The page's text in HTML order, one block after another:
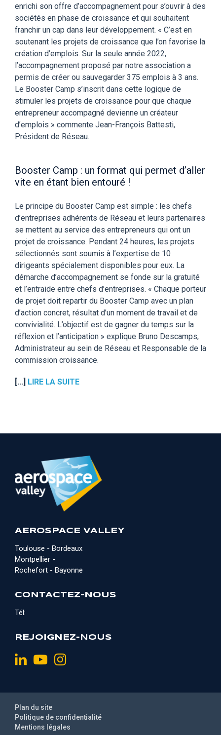
enrichi son offre d’accompagnement pour s’ouvrir à des
sociétés en phase de croissance et qui souhaitent
franchir un cap dans leur développement. « C’est en
soutenant les projets de croissance que l’on favorise la
création d’emplois. Sur la seule année 2022,
l’accompagnement proposé par notre association a
permis de créer ou sauvegarder 375 emplois à 3 ans.
Le Booster Camp s’inscrit dans cette logique de
stimuler les projets de croissance pour que chaque
entrepreneur accompagné devienne un créateur
d’emplois » commente Jean-François Battesti,
Président de Réseau.
Booster Camp : un format qui permet d’aller
vite en étant bien entouré !
Le principe du Booster Camp est simple : les chefs
d’entreprises adhérents de Réseau et leurs partenaires
se mettent au service des entrepreneurs qui ont un
projet de croissance. Pendant 24 heures, les projets
sélectionnés sont soumis à l’expertise de 10
dirigeants spécialement disponibles pour eux. La
démarche d’accompagnement se fonde sur la gratuité
et l’entraide entre chefs d’entreprises. « Chaque porteur
de projet doit repartir du Booster Camp avec un plan
d’action concret, résultat d’un moment de travail et de
convivialité. L’objectif est de gagner du temps sur la
réflexion et l’anticipation » explique Bruno Descamps,
Administrateur au sein de Réseau et Responsable de la
commission croissance.
[...] LIRE LA SUITE
AEROSPACE VALLEY
Toulouse - Bordeaux
Montpellier -
Rochefort - Bayonne
CONTACTEZ-NOUS
Tél:
REJOIGNEZ-NOUS
Mentions légales
Politique de confidentialité
Plan du site